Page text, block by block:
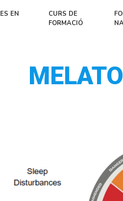
EN
CURS DE
FORMACIÓ